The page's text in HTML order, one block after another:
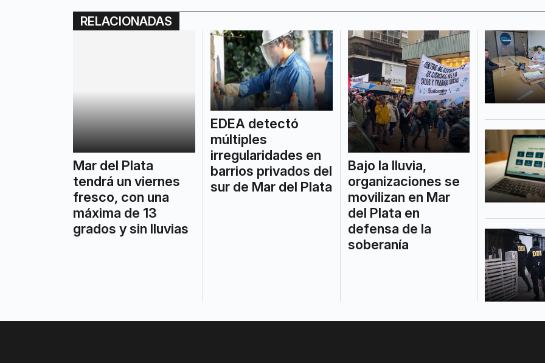
RELACIONADAS
Mar del Plata
tendrá un viernes
fresco, con una
máxima de 13
grados y sin lluvias
EDEA detectó
múltiples
irregularidades en
barrios privados del
sur de Mar del Plata
Bajo la lluvia,
organizaciones se
movilizan en Mar
del Plata en
defensa de la
soberanía